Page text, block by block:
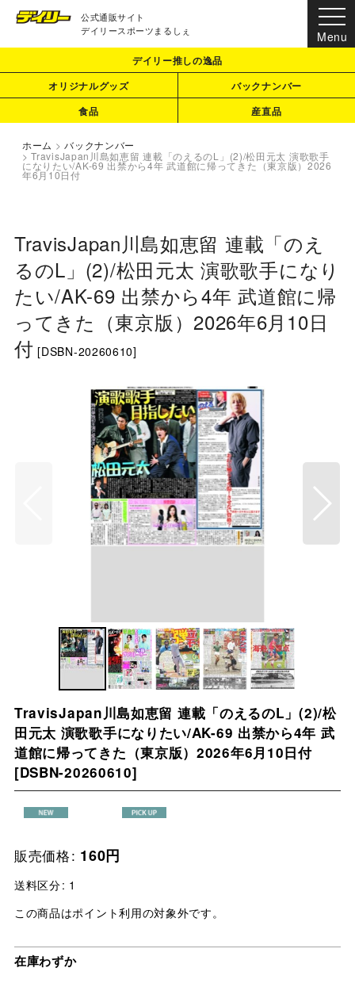
公式通販サイト
デイリースポーツまるしぇ
デイリー推しの逸品
オリジナルグッズ
バックナンバー
食品
産直品
ホーム > バックナンバー
> TravisJapan川島如恵留 連載「のえるのL」(2)/松田元太 演歌歌手
になりたい/AK-69 出禁から4年 武道館に帰ってきた（東京版）2026
年6月10日付
TravisJapan川島如恵留 連載「のえ
るのL」(2)/松田元太 演歌歌手になり
たい/AK-69 出禁から4年 武道館に帰
ってきた（東京版）2026年6月10日
付 [DSBN-20260610]
TravisJapan川島如恵留 連載「のえるのL」(2)/松
田元太 演歌歌手になりたい/AK-69 出禁から4年 武
道館に帰ってきた（東京版）2026年6月10日付
[DSBN-20260610]
販売価格: 160円
送料区分: 1
この商品はポイント利用の対象外です。
在庫わずか